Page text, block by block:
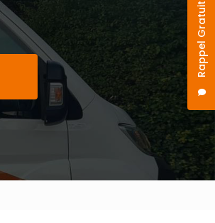
Rappel Gratuit